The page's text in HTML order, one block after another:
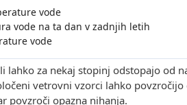
vode
vode na ta dan v zadnjih letih
vode
lahko za nekaj stopinj odstopajo od
vetrovni vzorci lahko
povzroči opazna nihanja.